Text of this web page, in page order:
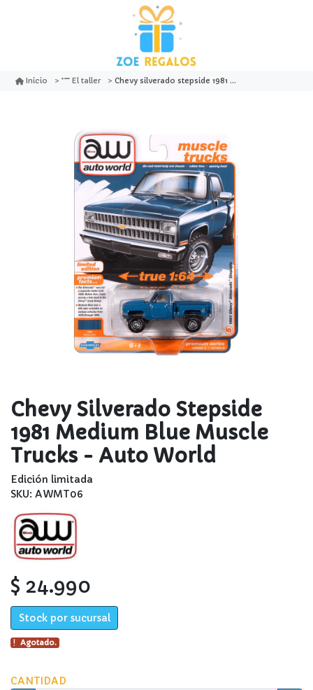
Inicio El taller Chevy silverado stepside 1981 medium blue muscle trucks - auto world
Chevy Silverado Stepside
1981 Medium Blue Muscle
Trucks - Auto World
Edición limitada
SKU: AWMT06
$ 24.990
Stock por sucursal
Agotado.
CANTIDAD